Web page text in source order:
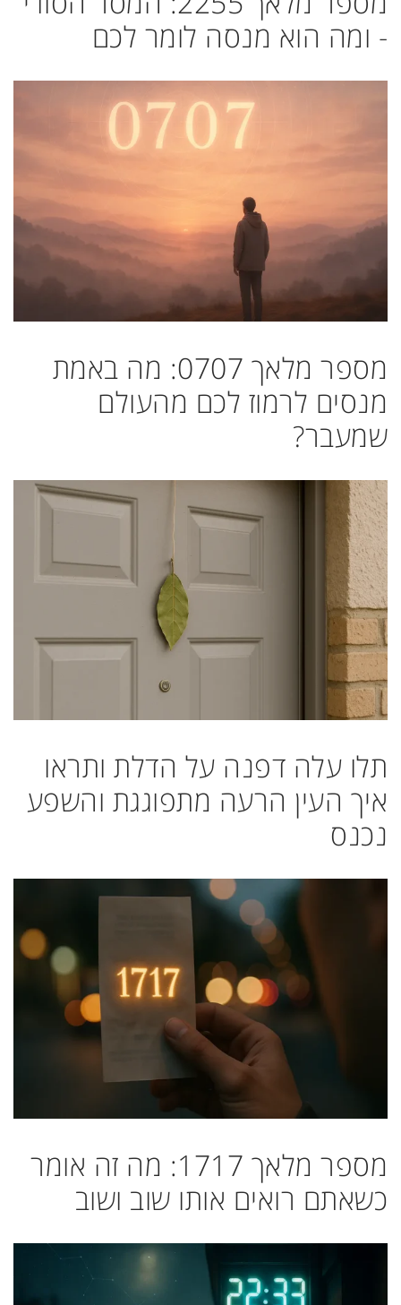
- ומה הוא מנסה לומר לכם
מספר מלאך 0707: מה באמת
מנסים לרמוז לכם מהעולם
שמעבר?
תלו עלה דפנה על הדלת ותראו
איך העין הרעה מתפוגגת והשפע
נכנס
מספר מלאך 1717: מה זה אומר
כשאתם רואים אותו שוב ושוב